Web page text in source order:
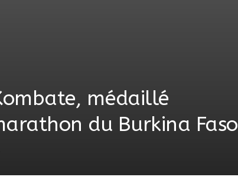
médaillé
du Burkina Faso